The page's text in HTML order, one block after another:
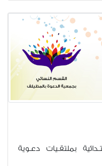
بملتقـيات دعـوية